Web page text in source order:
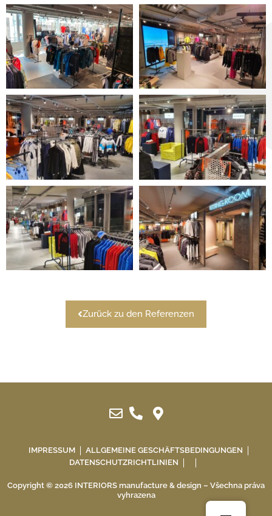
Zurück zu den Referenzen
IMPRESSUM
ALLGEMEINE GESCHÄFTSBEDINGUNGEN
DATENSCHUTZRICHTLINIEN
Copyright © 2026 INTERIORS manufacture & design – Všechna práva
vyhrazena